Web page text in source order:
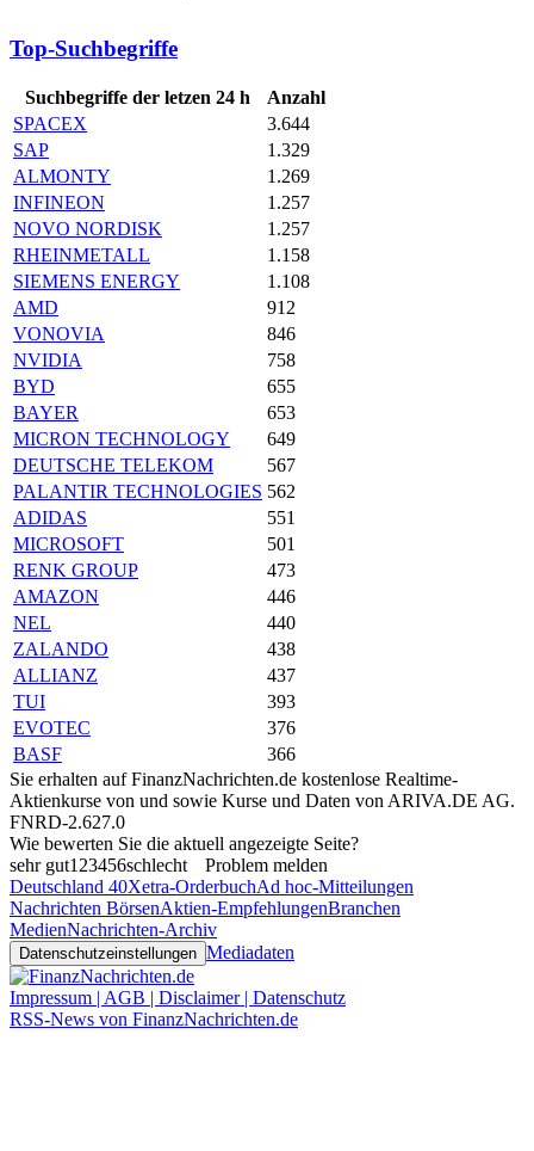
Top-Suchbegriffe
Suchbegriffe der letzen 24 h
Anzahl
SPACEX
3.644
SAP
1.329
ALMONTY
1.269
INFINEON
1.257
NOVO NORDISK
1.257
RHEINMETALL
1.158
SIEMENS ENERGY
1.108
AMD
912
VONOVIA
846
NVIDIA
758
BYD
655
BAYER
653
MICRON TECHNOLOGY
649
DEUTSCHE TELEKOM
567
PALANTIR TECHNOLOGIES 562
ADIDAS
551
MICROSOFT
501
RENK GROUP
473
AMAZON
446
NEL
440
ZALANDO
438
ALLIANZ
437
TUI
393
EVOTEC
376
BASF
366
Sie erhalten auf FinanzNachrichten.de kostenlose Realtime-
Aktienkurse von und sowie Kurse und Daten von ARIVA.DE AG.
FNRD-2.627.0
Wie bewerten Sie die aktuell angezeigte Seite?
sehr gut1 23456schlecht
Problem melden
Deutschland 40Xetra-OrderbuchAd hoc-Mitteilungen
Nachrichten BörsenAktien-EmpfehlungenBranchen
MedienNachrichten-Archiv
Datenschutzeinstellungen Mediadaten
Impressum | AGB | Disclaimer | Datenschutz
RSS-News von FinanzNachrichten.de